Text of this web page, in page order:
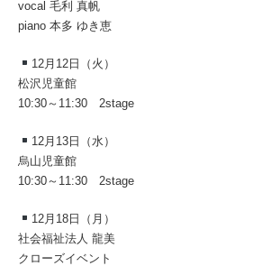
vocal 毛利 真帆
piano 本多 ゆき恵
12月12日（火）
松沢児童館
10:30～11:30 2stage
12月13日（水）
烏山児童館
10:30～11:30 2stage
12月18日（月）
社会福祉法人 龍美
クローズイベント